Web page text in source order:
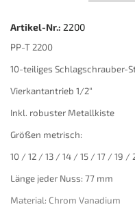
Artikel-Nr.: 2200
PP-T 2200
10-teiliges Schlagschrauber-
Vierkantantrieb 1/2“
Inkl. robuster Metallkiste
Größen metrisch:
10 / 12 / 13 / 14 / 15 / 17 / 19 /
Länge jeder Nuss: 77 mm
Material: Chrom Vanadium